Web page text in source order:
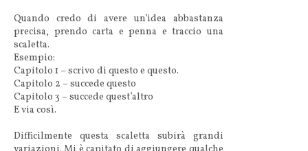
Quando credo di avere un’idea abbastanza
precisa, prendo carta e penna e traccio una
scaletta.
Esempio:
Capitolo 1 – scrivo di questo e questo.
Capitolo 2 – succede questo
Capitolo 3 – succede quest’altro
E via così.
Difficilmente questa scaletta subirà grandi